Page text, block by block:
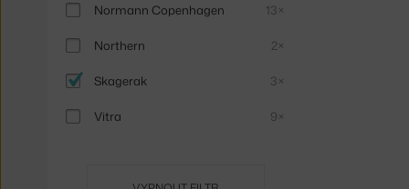
Normann Copenhagen 13×
Northern 2×
Skagerak 3×
Vitra 9×